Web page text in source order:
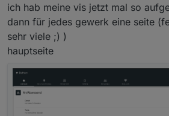
ich hab meine vis jetzt mal so
dann für jedes gewerk eine seite
sehr viele ;) )
hauptseite